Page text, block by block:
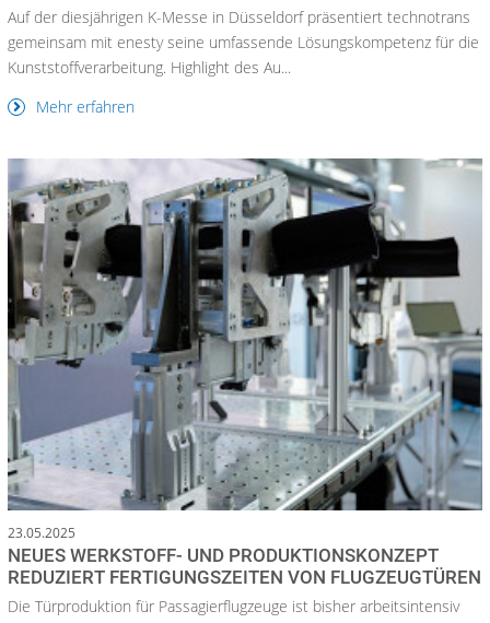
Auf der diesjährigen K-Messe in Düsseldorf präsentiert technotrans
gemeinsam mit enesty seine umfassende Lösungskompetenz für die
Kunststoffverarbeitung. Highlight des Au...
Mehr erfahren
23.05.2025
NEUES WERKSTOFF- UND PRODUKTIONSKONZEPT
REDUZIERT FERTIGUNGSZEITEN VON FLUGZEUGTÜREN
Die Türproduktion für Passagierflugzeuge ist bisher arbeitsintensiv